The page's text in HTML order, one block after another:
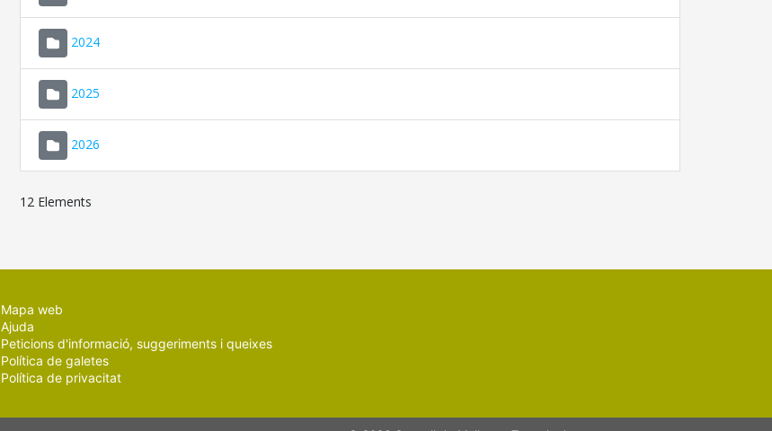
2024
2025
2026
12 Elements
Mapa web
Ajuda
Peticions d'informació, suggeriments i queixes
Política de galetes
Política de privacitat